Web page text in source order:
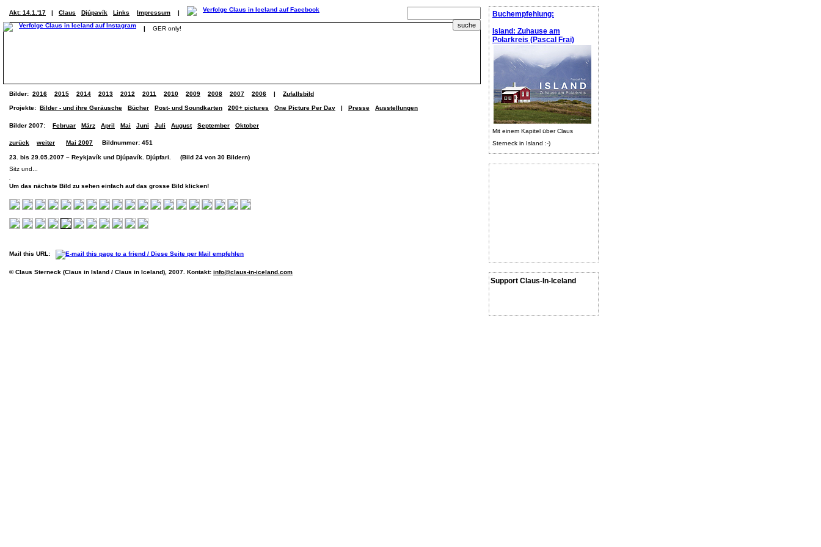
Buchempfehlung:
Island: Zuhause am
Polarkreis (Pascal Frai)
Mit einem Kapitel über Claus
Sterneck in Island :-)
Support Claus-In-Iceland
Akt: 14.1.'17 | Claus Djúpavík Links Impressum |
| GER only!
Bilder: 2016 2015 2014 2013 2012 2011 2010 2009 2008 2007 2006 | Zufallsbild
Projekte: Bilder - und ihre Geräusche Bücher Post- und Soundkarten 200+ pictures One Picture Per Day | Presse Ausstellungen
Bilder 2007: Februar März April Mai Juni Juli August September Oktober
zurück weiter Mai 2007 Bildnummer: 451
23. bis 29.05.2007 – Reykjavík und Djúpavík. Djúpfari. (Bild 24 von 30 Bildern)
Sitz und...
Um das nächste Bild zu sehen einfach auf das grosse Bild klicken!
Mail this URL:
© Claus Sterneck (Claus in Island / Claus in Iceland), 2007. Kontakt: info@claus-in-iceland.com